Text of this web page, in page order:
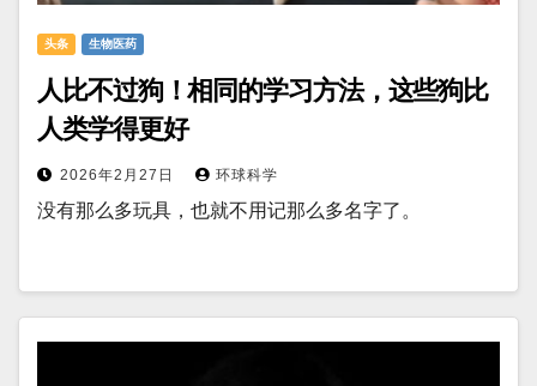
头条 生物医药
人比不过狗！相同的学习方法，这些狗比
人类学得更好
2026年2月27日 环球科学
没有那么多玩具，也就不用记那么多名字了。